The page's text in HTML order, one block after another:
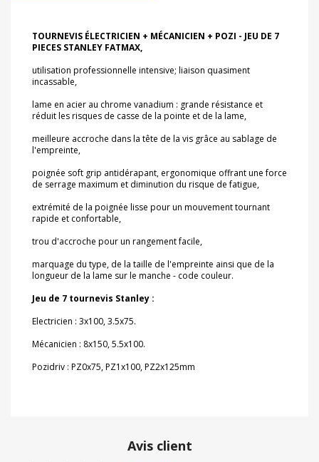
TOURNEVIS ÉLECTRICIEN + MÉCANICIEN + POZI - JEU DE 7
PIECES STANLEY FATMAX,
utilisation professionnelle intensive; liaison quasiment
incassable,
lame en acier au chrome vanadium : grande résistance et
réduit les risques de casse de la pointe et de la lame,
meilleure accroche dans la tête de la vis grâce au sablage de
l'empreinte,
poignée soft grip antidérapant, ergonomique offrant une force
de serrage maximum et diminution du risque de fatigue,
extrémité de la poignée lisse pour un mouvement tournant
rapide et confortable,
trou d'accroche pour un rangement facile,
marquage du type, de la taille de l'empreinte ainsi que de la
longueur de la lame sur le manche - code couleur.
Jeu de 7 tournevis Stanley :
Electricien : 3x100, 3.5x75.
Mécanicien : 8x150, 5.5x100.
Pozidriv : PZ0x75, PZ1x100, PZ2x125mm
Avis client